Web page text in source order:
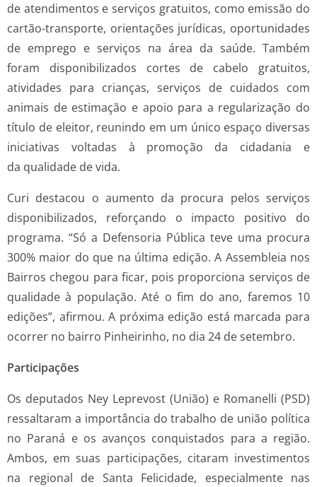
de atendimentos e serviços gratuitos, como emissão do
cartão-transporte, orientações jurídicas, oportunidades
de emprego e serviços na área da saúde. Também
foram disponibilizados cortes de cabelo gratuitos,
atividades para crianças, serviços de cuidados com
animais de estimação e apoio para a regularização do
título de eleitor, reunindo em um único espaço diversas
iniciativas voltadas à promoção da cidadania e
da qualidade de vida.
Curi destacou o aumento da procura pelos serviços
disponibilizados, reforçando o impacto positivo do
programa. “Só a Defensoria Pública teve uma procura
300% maior do que na última edição. A Assembleia nos
Bairros chegou para ficar, pois proporciona serviços de
qualidade à população. Até o fim do ano, faremos 10
edições”, afirmou. A próxima edição está marcada para
ocorrer no bairro Pinheirinho, no dia 24 de setembro.
Participações
Os deputados Ney Leprevost (União) e Romanelli (PSD)
ressaltaram a importância do trabalho de união política
no Paraná e os avanços conquistados para a região.
Ambos, em suas participações, citaram investimentos
na regional de Santa Felicidade, especialmente nas